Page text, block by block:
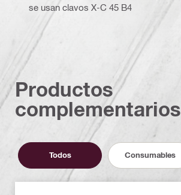
se usan clavos X-C 45 B4
Productos
complementarios
Todos Consumables